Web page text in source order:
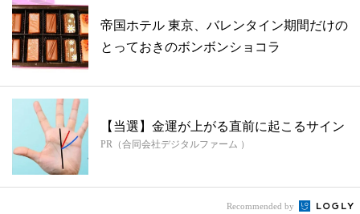
帝国ホテル 東京、バレンタイン期間だけの
とっておきのボンボンショコラ
【当選】金運が上がる直前に起こるサイン
PR（合同会社デジタルファーム ）
Recommended by